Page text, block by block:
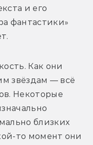
и его
фантастики»
Как они
звёздам — всё
Некоторые
близких
то момент они